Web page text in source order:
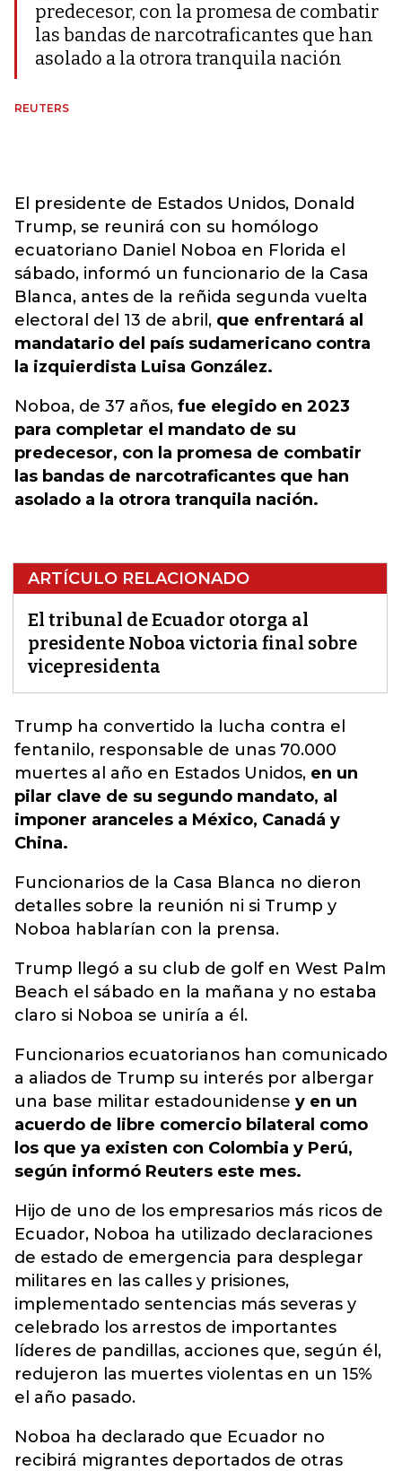
predecesor, con la promesa de combatir
las bandas de narcotraficantes que han
asolado a la otrora tranquila nación
REUTERS
El presidente de Estados Unidos, Donald
Trump, se reunirá con su homólogo
ecuatoriano Daniel Noboa en Florida el
sábado, informó un funcionario de la Casa
Blanca, antes de la reñida segunda vuelta
electoral del 13 de abril, que enfrentará al
mandatario del país sudamericano contra
la izquierdista Luisa González.
Noboa, de 37 años, fue elegido en 2023
para completar el mandato de su
predecesor, con la promesa de combatir
las bandas de narcotraficantes que han
asolado a la otrora tranquila nación.
ARTÍCULO RELACIONADO
El tribunal de Ecuador otorga al
presidente Noboa victoria final sobre
vicepresidenta
Trump ha convertido la lucha contra el
fentanilo, responsable de unas 70.000
muertes al año en Estados Unidos, en un
pilar clave de su segundo mandato, al
imponer aranceles a México, Canadá y
China.
Funcionarios de la Casa Blanca no dieron
detalles sobre la reunión ni si Trump y
Noboa hablarían con la prensa.
Trump llegó a su club de golf en West Palm
Beach el sábado en la mañana y no estaba
claro si Noboa se uniría a él.
Funcionarios ecuatorianos han comunicado
a aliados de Trump su interés por albergar
una base militar estadounidense y en un
acuerdo de libre comercio bilateral como
los que ya existen con Colombia y Perú,
según informó Reuters este mes.
Hijo de uno de los empresarios más ricos de
Ecuador, Noboa ha utilizado declaraciones
de estado de emergencia para desplegar
militares en las calles y prisiones,
implementado sentencias más severas y
celebrado los arrestos de importantes
líderes de pandillas, acciones que, según él,
redujeron las muertes violentas en un 15%
el año pasado.
Noboa ha declarado que Ecuador no
recibirá migrantes deportados de otras